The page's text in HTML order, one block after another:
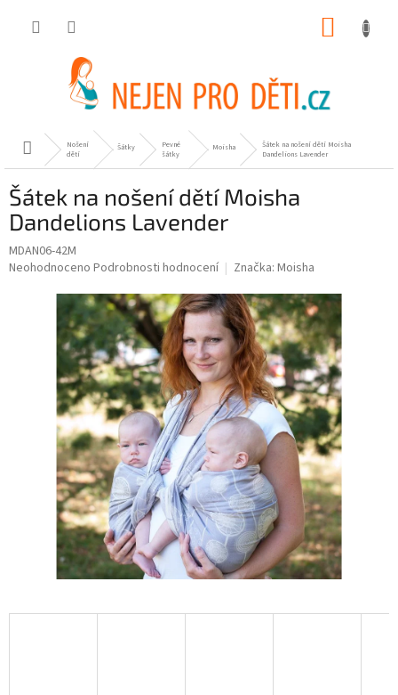
Domů
Nošení
dětí
Šátky
Pevné
šátky
Moisha
Šátek na nošení dětí Moisha
Dandelions Lavender
Šátek na nošení dětí Moisha
Dandelions Lavender
MDAN06-42M
Průměrné
hvězdiček.
Neohodnoceno Podrobnosti hodnocení Značka: Moisha